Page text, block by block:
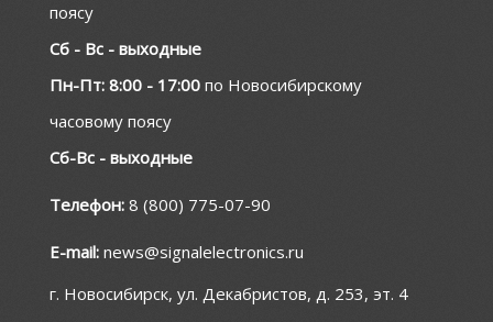
поясу
Сб - Вс - выходные
Пн-Пт: 8:00 - 17:00 по Новосибирскому
часовому поясу
Сб-Вс - выходные
Телефон: 8 (800) 775-07-90
E-mail: news@signalelectronics.ru
г. Новосибирск, ул. Декабристов, д. 253, эт. 4